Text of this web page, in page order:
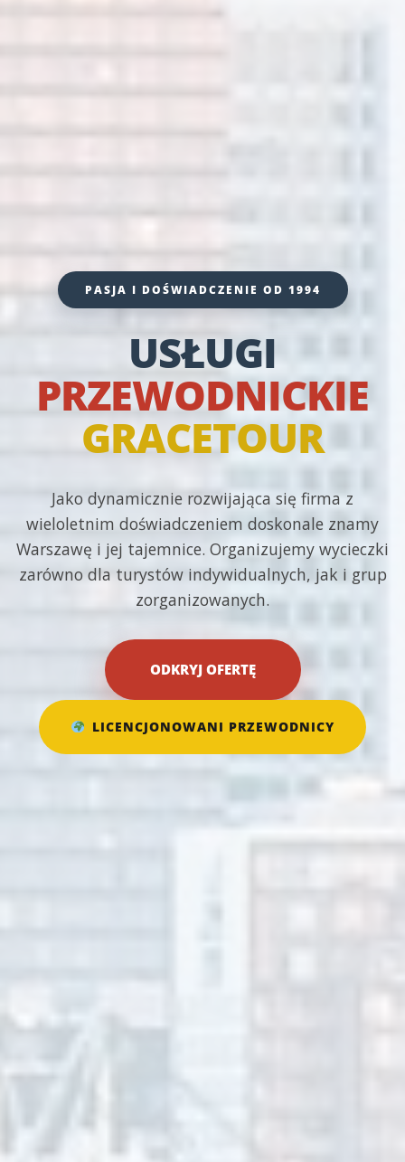
PASJA I DOŚWIADCZENIE OD 1994
USŁUGI
PRZEWODNICKIE
GRACETOUR
Jako dynamicznie rozwijająca się firma z
wieloletnim doświadczeniem doskonale znamy
Warszawę i jej tajemnice. Organizujemy wycieczki
zarówno dla turystów indywidualnych, jak i grup
zorganizowanych.
ODKRYJ OFERTĘ
LICENCJONOWANI PRZEWODNICY